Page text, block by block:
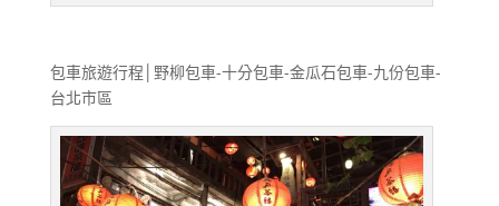
包車旅遊行程│野柳包車-十分包車-金瓜石包車-九份包車-
台北市區